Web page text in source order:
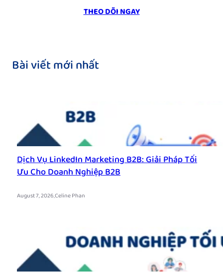
THEO DÕI NGAY
Bài viết mới nhất
Dịch Vụ LinkedIn Marketing B2B: Giải Pháp Tối
Ưu Cho Doanh Nghiệp B2B
August 7, 2026.Celine Phan